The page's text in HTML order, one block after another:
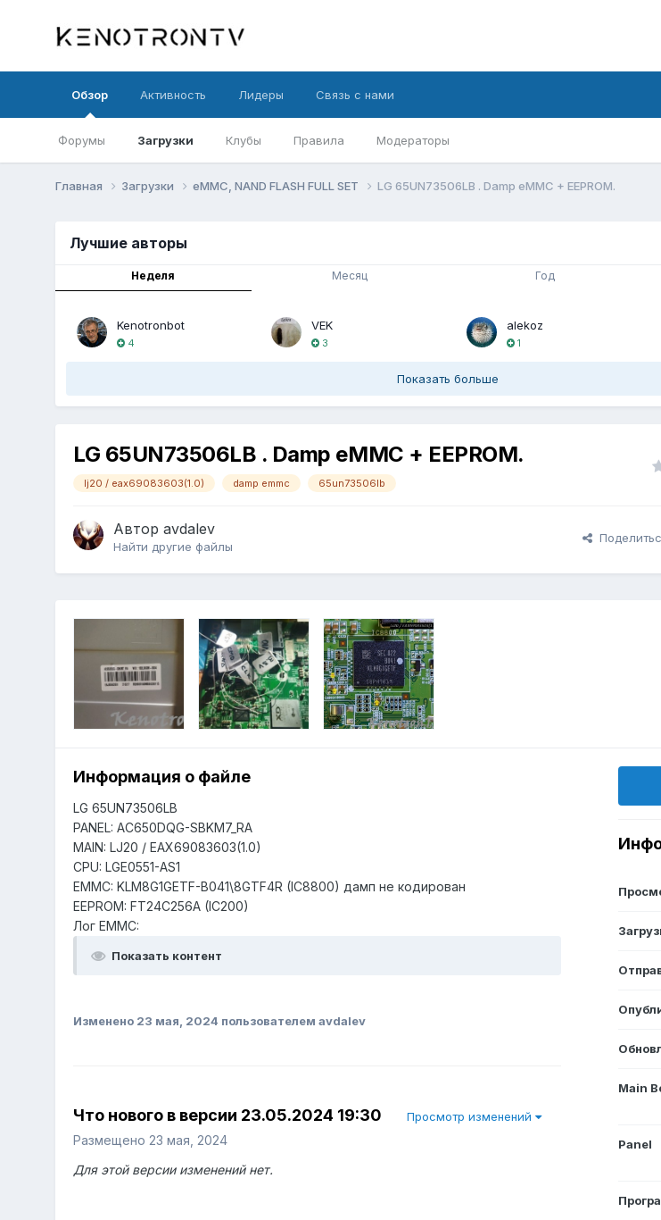
Обзор
Форумы Загрузки Клубы Правила Модераторы
Активность Лидеры Связь с нами
Главная Загрузки eMMC, NAND FLASH FULL SET LG 65UN73506LB . Damp eMMC + EEPROM.
Лучшие авторы
Неделя Месяц Год
Kenotronbot
4
VEK
3
alekoz
1
Показать больше
LG 65UN73506LB . Damp eMMC + EEPROM.
lj20 / eax69083603(1.0) damp emmc 65un73506lb
Авторavdalev
Найти другие файлы
Информация о файле
LG 65UN73506LB
PANEL: AC650DQG-SBKM7_RA
MAIN: LJ20 / EAX69083603(1.0)
CPU: LGE0551-AS1
EMMC: KLM8G1GETF-B041\8GTF4R (IC8800) дамп не кодирован
EEPROM: FT24C256A (IC200)
Лог EMMC:
Показать контент
Изменено 23 мая, 2024 пользователем avdalev
Что нового в версии 23.05.2024 19:30 Просмотр изменений
Размещено 23 мая, 2024
Для этой версии изменений нет.
Main
Panel